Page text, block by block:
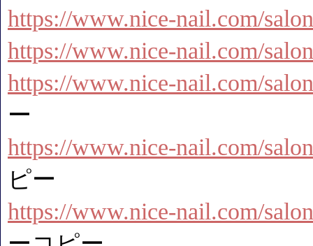
https://www.nice-nail.com/
https://www.nice-nail.com/
https://www.nice-nail.com/
ー
https://www.nice-nail.com/
ピー
https://www.nice-nail.com/